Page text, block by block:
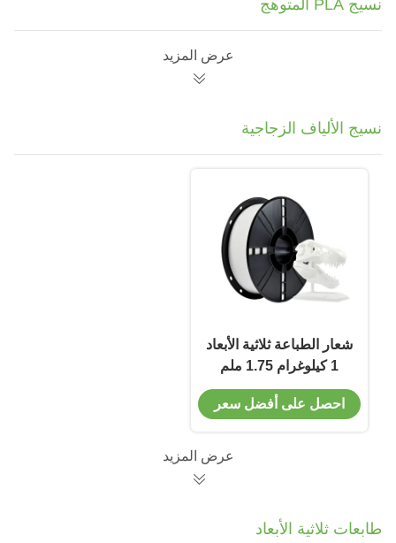
نسيج PLA المتوهج
عرض المزيد
نسيج الألياف الزجاجية
شعار الطباعة ثلاثية الأبعاد
1 كيلوغرام 1.75 ملم
شعار الزجاج الألياف
الزجاجية المقاومة
احصل على أفضل سعر
عرض المزيد
طابعات ثلاثية الأبعاد